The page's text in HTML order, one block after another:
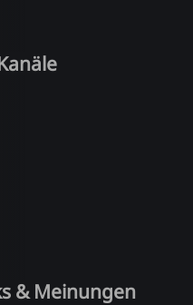
& Meinungen